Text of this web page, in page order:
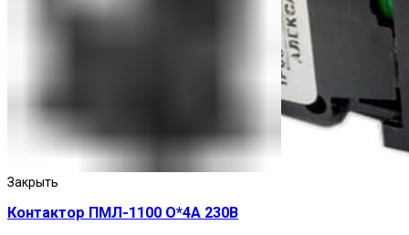
Закрыть
Контактор ПМЛ-1100 О*4А 230В